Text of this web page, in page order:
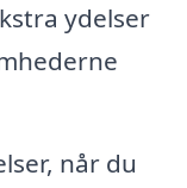
ydelser
når du